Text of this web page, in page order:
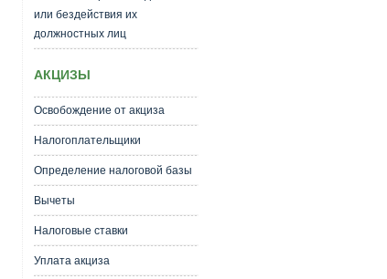
или бездействия их
должностных лиц
АКЦИЗЫ
Освобождение от акциза
Налогоплательщики
Определение налоговой базы
Вычеты
Налоговые ставки
Уплата акциза